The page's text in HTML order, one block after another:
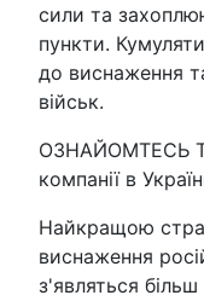
сили та
пункти.
до виснаження
військ.
ОЗНАЙОМТЕСЬ
компанії в
Найкращою
виснаження
з'являться більш